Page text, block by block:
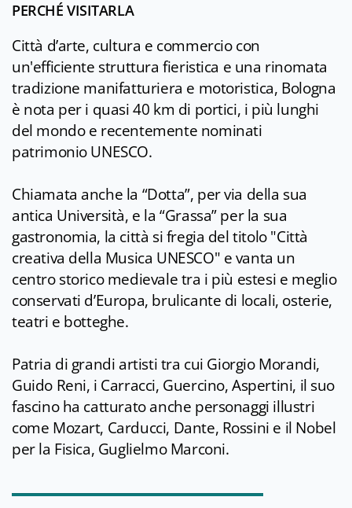
PERCHÉ VISITARLA
Città d’arte, cultura e commercio con
un'efficiente struttura fieristica e una rinomata
tradizione manifatturiera e motoristica, Bologna
è nota per i quasi 40 km di portici, i più lunghi
del mondo e recentemente nominati
patrimonio UNESCO.
Chiamata anche la “Dotta”, per via della sua
antica Università, e la “Grassa” per la sua
gastronomia, la città si fregia del titolo "Città
creativa della Musica UNESCO" e vanta un
centro storico medievale tra i più estesi e meglio
conservati d’Europa, brulicante di locali, osterie,
teatri e botteghe.
Patria di grandi artisti tra cui Giorgio Morandi,
Guido Reni, i Carracci, Guercino, Aspertini, il suo
fascino ha catturato anche personaggi illustri
come Mozart, Carducci, Dante, Rossini e il Nobel
per la Fisica, Guglielmo Marconi.